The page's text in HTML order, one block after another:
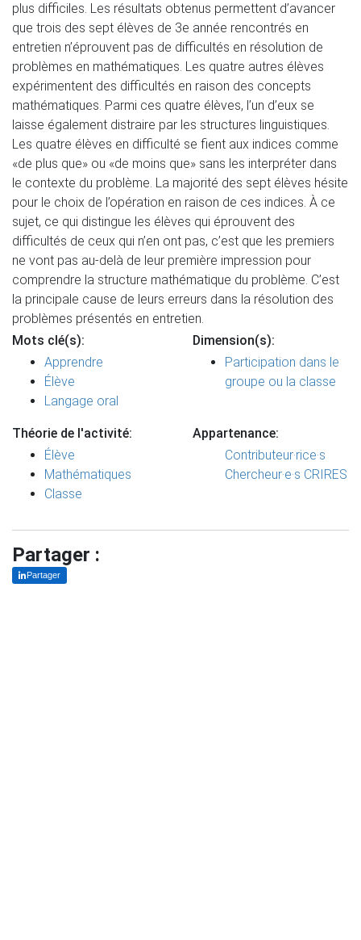
plus difficiles. Les résultats obtenus permettent d’avancer
que trois des sept élèves de 3e année rencontrés en
entretien n’éprouvent pas de difficultés en résolution de
problèmes en mathématiques. Les quatre autres élèves
expérimentent des difficultés en raison des concepts
mathématiques. Parmi ces quatre élèves, l’un d’eux se
laisse également distraire par les structures linguistiques.
Les quatre élèves en difficulté se fient aux indices comme
«de plus que» ou «de moins que» sans les interpréter dans
le contexte du problème. La majorité des sept élèves hésite
pour le choix de l’opération en raison de ces indices. À ce
sujet, ce qui distingue les élèves qui éprouvent des
difficultés de ceux qui n’en ont pas, c’est que les premiers
ne vont pas au-delà de leur première impression pour
comprendre la structure mathématique du problème. C’est
la principale cause de leurs erreurs dans la résolution des
problèmes présentés en entretien.
Mots clé(s):
Apprendre
Élève
Langage oral
Dimension(s):
Participation dans le
groupe ou la classe
Théorie de l'activité:
Élève
Mathématiques
Classe
Appartenance:
Contributeur·rice·s
Chercheur·e·s CRIRES
Partager :
Partager